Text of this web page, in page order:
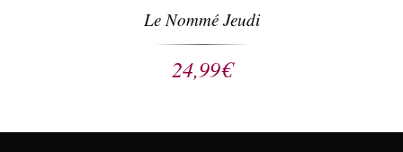
Le Nommé Jeudi
24,99€